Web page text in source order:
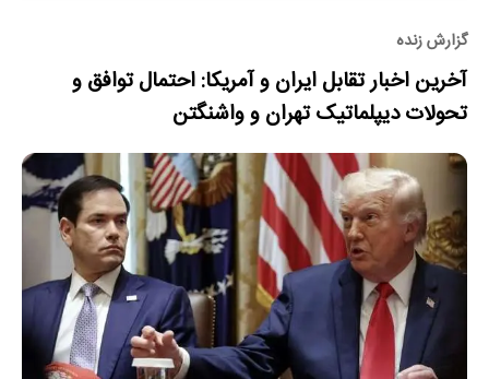
گزارش زنده
آخرین اخبار تقابل ایران و آمریکا: احتمال توافق و
تحولات دیپلماتیک تهران و واشنگتن